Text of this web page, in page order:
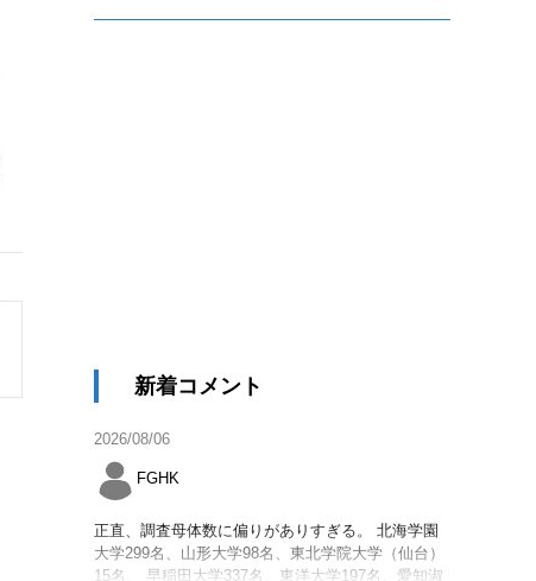
新着コメント
2026/08/06
FGHK
正直、調査母体数に偏りがありすぎる。 北海学園
大学299名、山形大学98名、東北学院大学（仙台）
15名、 早稲田大学337名、東洋大学197名、愛知淑